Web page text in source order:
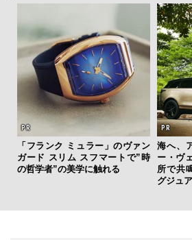
「フランク ミュラー」のヴァン
ガード スリム スフマートで”時
の哲学者”の美学に触れる
海へ、
ー・ヴ
所で共
グジュ